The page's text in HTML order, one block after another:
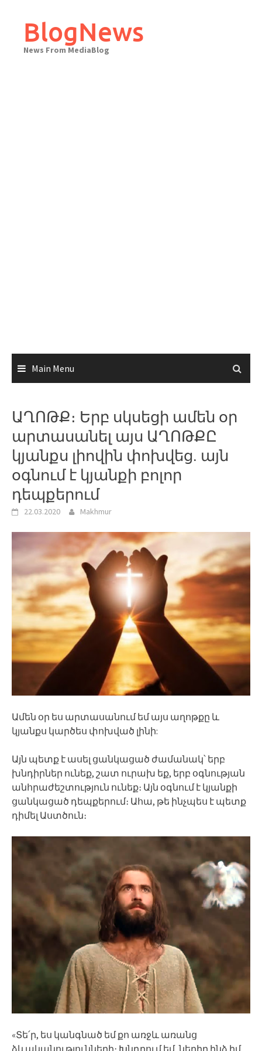
contentBlogNews
News From MediaBlog
Main Menu
ԱՂՈԹՔ։ Երբ սկսեցի ամեն օր
արտասանել այս ԱՂՈԹՔԸ
կյանքս լիովին փոխվեց. այն
օգնում է կյանքի բոլոր
դեպքերում
22.03.2020 Makhmur
Ամեն օր ես արտասանում եմ այս աղոթքը և
կյանքս կարծես փոխված լինի:
Այն պետք է ասել ցանկացած ժամանակ՝ երբ
խնդիրներ ունեք, շատ ուրախ եք, երբ օգնության
անհրաժեշտություն ունեք։ Այն օգնում է կյանքի
ցանկացած դեպքերում։ Ահա, թե ինչպես է պետք
դիմել Աստծուն։
«Տե՛ր, ես կանգնած եմ քո առջև առանց
ձևականությունների։ Խնդրում եմ, ներիր ինձ իմ